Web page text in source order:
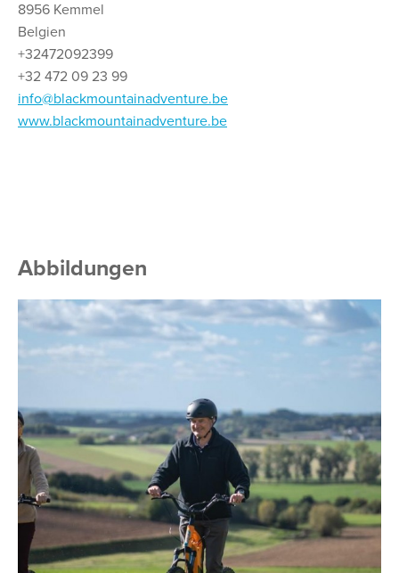
8956 Kemmel
Belgien
+32472092399
+32 472 09 23 99
info@blackmountainadventure.be
www.blackmountainadventure.be
Abbildungen